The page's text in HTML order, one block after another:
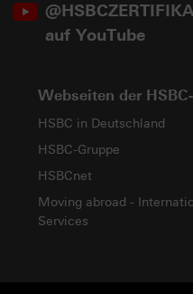
auf YouTube
Webseiten der
HSBC in Deutschland
HSBC-Gruppe
HSBCnet
Moving abroad -
Services